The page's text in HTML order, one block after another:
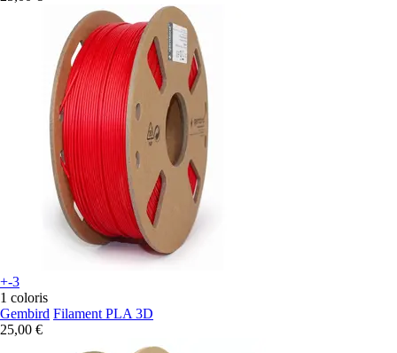
+-3
1 coloris
Gembird Filament PLA 3D
25,00 €